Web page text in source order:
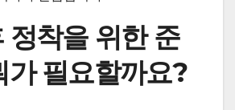
정착을 위한 준
가 필요할까요?